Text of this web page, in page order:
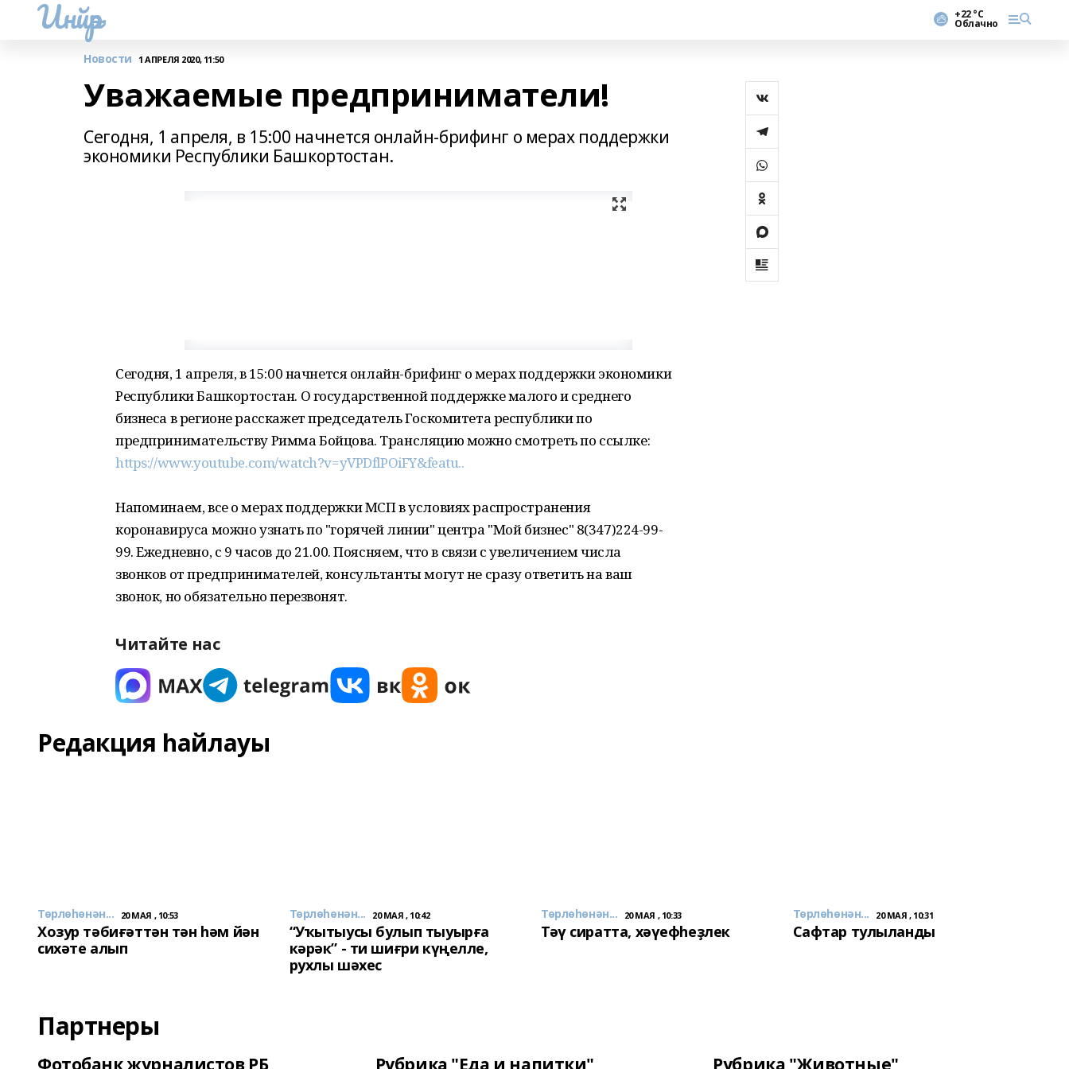
Инйәр +22 °С
Облачно
Новости 1 АПРЕЛЯ 2020, 11:50
Уважаемые предприниматели!
Сегодня, 1 апреля, в 15:00 начнется онлайн-брифинг о мерах поддержки
экономики Республики Башкортостан.
Сегодня, 1 апреля, в 15:00 начнется онлайн-брифинг о мерах поддержки экономики
Республики Башкортостан. О государственной поддержке малого и среднего
бизнеса в регионе расскажет председатель Госкомитета республики по
предпринимательству Римма Бойцова. Трансляцию можно смотреть по ссылке:
https://www.youtube.com/watch?v=yVPDflPOiFY&featu..
Напоминаем, все о мерах поддержки МСП в условиях распространения
коронавируса можно узнать по "горячей линии" центра "Мой бизнес" 8(347)224-99-
99. Ежедневно, с 9 часов до 21.00. Поясняем, что в связи с увеличением числа
звонков от предпринимателей, консультанты могут не сразу ответить на ваш
звонок, но обязательно перезвонят.
Читайте нас
Редакция һайлауы
Төрлөһөнән... 20 МАЯ , 10:53
Хозур тәбиғәттән тән һәм йән
сихәте алып
Төрлөһөнән... 20 МАЯ , 10:42
“Уҡытыусы булып тыуырға
кәрәк” - ти шиғри күңелле,
рухлы шәхес
Төрлөһөнән... 20 МАЯ , 10:33
Тәү сиратта, хәүефһеҙлек
Төрлөһөнән... 20 МАЯ , 10:31
Сафтар тулыланды
Партнеры
Фотобанк журналистов РБ Рубрика "Еда и напитки" Рубрика "Животные"